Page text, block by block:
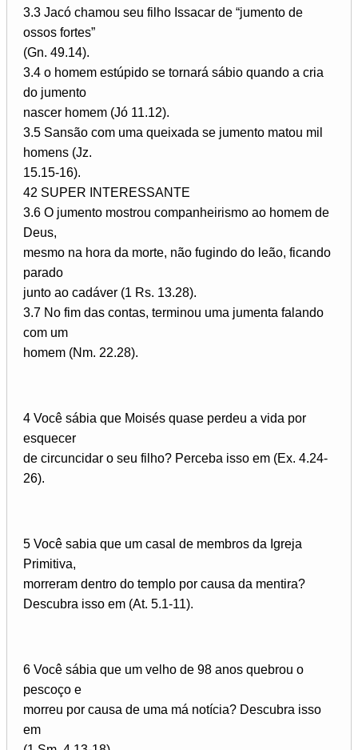
3.3 Jacó chamou seu filho Issacar de “jumento de
ossos fortes”
(Gn. 49.14).
3.4 o homem estúpido se tornará sábio quando a cria
do jumento
nascer homem (Jó 11.12).
3.5 Sansão com uma queixada se jumento matou mil
homens (Jz.
15.15-16).
42 SUPER INTERESSANTE
3.6 O jumento mostrou companheirismo ao homem de
Deus,
mesmo na hora da morte, não fugindo do leão, ficando
parado
junto ao cadáver (1 Rs. 13.28).
3.7 No fim das contas, terminou uma jumenta falando
com um
homem (Nm. 22.28).
4 Você sábia que Moisés quase perdeu a vida por
esquecer
de circuncidar o seu filho? Perceba isso em (Ex. 4.24-
26).
5 Você sabia que um casal de membros da Igreja
Primitiva,
morreram dentro do templo por causa da mentira?
Descubra isso em (At. 5.1-11).
6 Você sábia que um velho de 98 anos quebrou o
pescoço e
morreu por causa de uma má notícia? Descubra isso
em